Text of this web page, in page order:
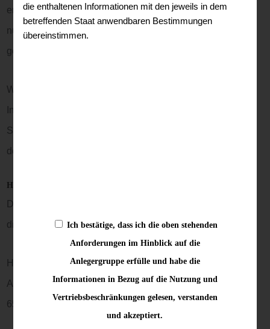
die enthaltenen Informationen mit den jeweils in dem
betreffenden Staat anwendbaren Bestimmungen
übereinstimmen.
Ich bestätige, dass ich die oben stehenden
Anforderungen im Hinblick auf die
Anlegergruppe erfülle und habe die
Informationen in Bezug auf die Nutzung und
Vertriebsbeschränkungen gelesen, verstanden
und akzeptiert.
erläutert, welche Daten wir erheben und wofür wir sie
nutzen. Sie erläutert auch, wie und zu welchem Zweck das
geschieht.
Wir weisen darauf hin, dass die Datenübertragung im
Internet (z.B. bei der Kommunikation per E-Mail)
Sicherheitslücken aufweisen kann. Ein lückenloser Schutz
der Daten vor dem Zugriff durch Dritte ist nicht möglich.
Hinweis zur verantwortlichen Stelle
Die verantwortliche Stelle für die Datenverarbeitung auf
dieser Website ist:
HollyHedge Consult GmbH
Am Untertor 4
65719 Hofheim im Taunus